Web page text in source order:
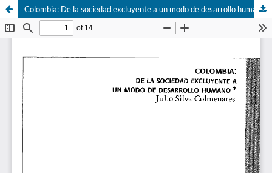
Colombia: De la sociedad excluyente a un modo de desarrollo humano